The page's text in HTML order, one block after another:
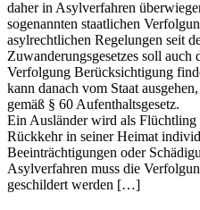
daher in Asylverfahren
sogenannten staatlichen
asylrechtlichen Regelungen seit
Zuwanderungsgesetzes soll auch
Verfolgung Berücksichtigung
kann danach vom Staat
gemäß § 60 Aufenthaltsgesetz.
Ein Ausländer wird als Flüchtling
Rückkehr in seiner Heimat
Beeinträchtigungen oder
Asylverfahren muss die
geschildert werden […]